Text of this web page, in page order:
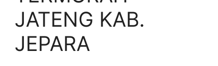
JATENG KAB.
JEPARA